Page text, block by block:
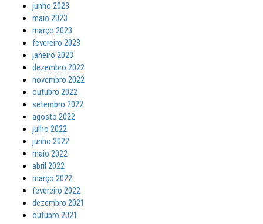
junho 2023
maio 2023
março 2023
fevereiro 2023
janeiro 2023
dezembro 2022
novembro 2022
outubro 2022
setembro 2022
agosto 2022
julho 2022
junho 2022
maio 2022
abril 2022
março 2022
fevereiro 2022
dezembro 2021
outubro 2021